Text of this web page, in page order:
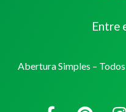
Entre
Abertura Simples –